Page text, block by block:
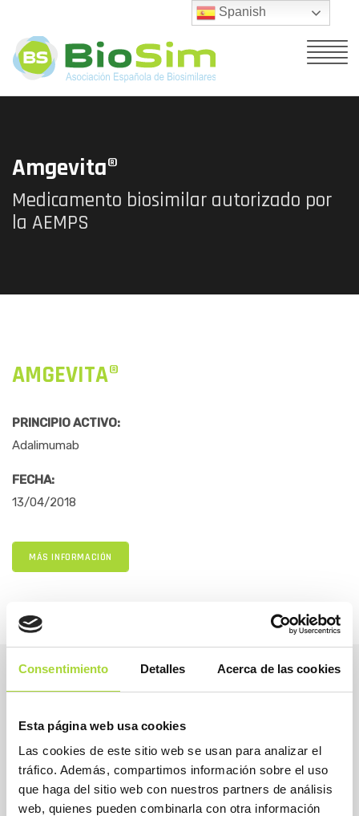
Consentimiento Detalles Acerca de las cookies
Esta página web usa cookies
Las cookies de este sitio web se usan para analizar el
tráfico. Además, compartimos información sobre el uso
que haga del sitio web con nuestros partners de análisis
web, quienes pueden combinarla con otra información
Amgevita®
Medicamento biosimilar autorizado por
la AEMPS
AMGEVITA®
PRINCIPIO ACTIVO:
Adalimumab
FECHA:
13/04/2018
MÁS INFORMACIÓN
Spanish